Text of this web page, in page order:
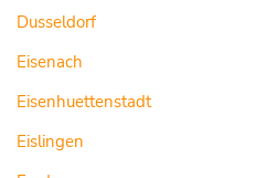
Dusseldorf
Eisenach
Eisenhuettenstadt
Eislingen